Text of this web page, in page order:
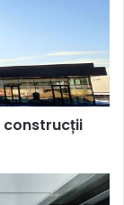
construcții